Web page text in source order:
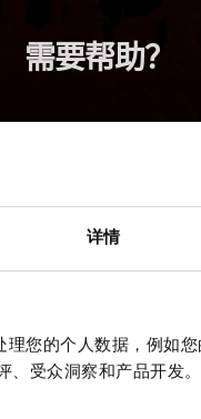
详情
理您的个人数据，例如
、受众洞察和产品开发
需要帮助？